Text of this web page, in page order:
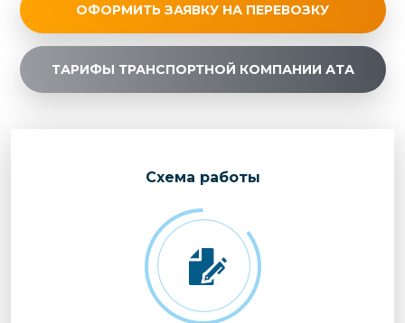
ОФОРМИТЬ ЗАЯВКУ НА ПЕРЕВОЗКУ
ТАРИФЫ ТРАНСПОРТНОЙ КОМПАНИИ АТА
Cхема работы